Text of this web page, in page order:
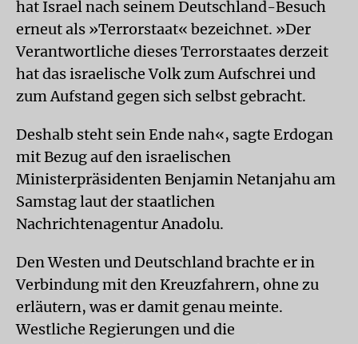
hat Israel nach seinem Deutschland-Besuch
erneut als »Terrorstaat« bezeichnet. »Der
Verantwortliche dieses Terrorstaates derzeit
hat das israelische Volk zum Aufschrei und
zum Aufstand gegen sich selbst gebracht.
Deshalb steht sein Ende nah«, sagte Erdogan
mit Bezug auf den israelischen
Ministerpräsidenten Benjamin Netanjahu am
Samstag laut der staatlichen
Nachrichtenagentur Anadolu.
Den Westen und Deutschland brachte er in
Verbindung mit den Kreuzfahrern, ohne zu
erläutern, was er damit genau meinte.
Westliche Regierungen und die